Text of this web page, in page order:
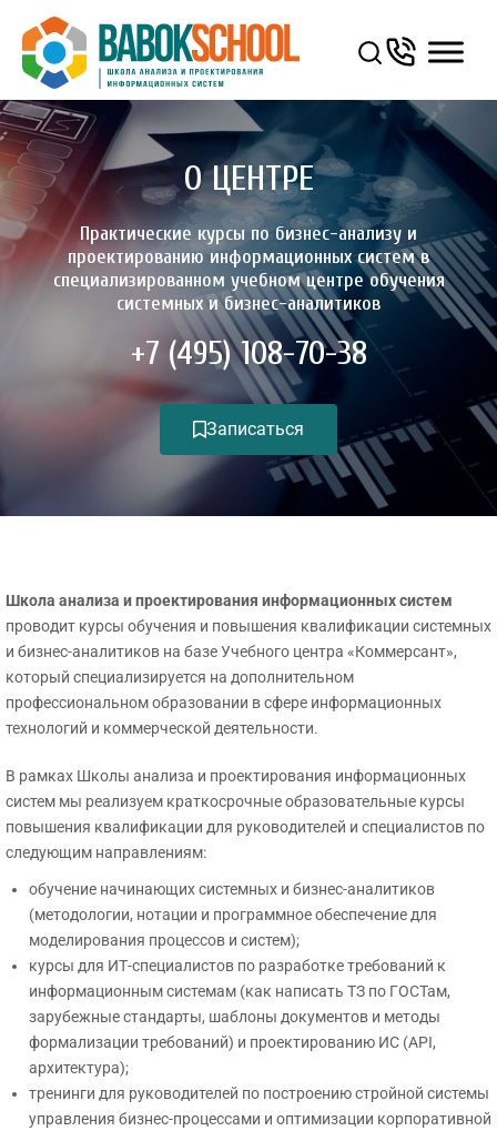
О ЦЕНТРЕ
Практические курсы по бизнес-анализу и
проектированию информационных систем в
специализированном учебном центре обучения
системных и бизнес-аналитиков
+7 (495) 108-70-38
Записаться
Школа анализа и проектирования информационных систем
проводит курсы обучения и повышения квалификации системных
и бизнес-аналитиков на базе Учебного центра «Коммерсант»,
который специализируется на дополнительном
профессиональном образовании в сфере информационных
технологий и коммерческой деятельности.
В рамках Школы анализа и проектирования информационных
систем мы реализуем краткосрочные образовательные курсы
повышения квалификации для руководителей и специалистов по
следующим направлениям:
обучение начинающих системных и бизнес-аналитиков
(методологии, нотации и программное обеспечение для
моделирования процессов и систем);
курсы для ИТ-специалистов по разработке требований к
информационным системам (как написать ТЗ по ГОСТам,
зарубежные стандарты, шаблоны документов и методы
формализации требований) и проектированию ИС (API,
архитектура);
тренинги для руководителей по построению стройной системы
управления бизнес-процессами и оптимизации корпоративной